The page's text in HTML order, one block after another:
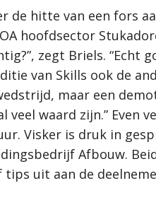
de hitte van een fors
hoofdsector
zegt Briels. “Echt
van Skills ook de
maar een
waard zijn.” Even
Visker is druk in
Afbouw.
uit aan de